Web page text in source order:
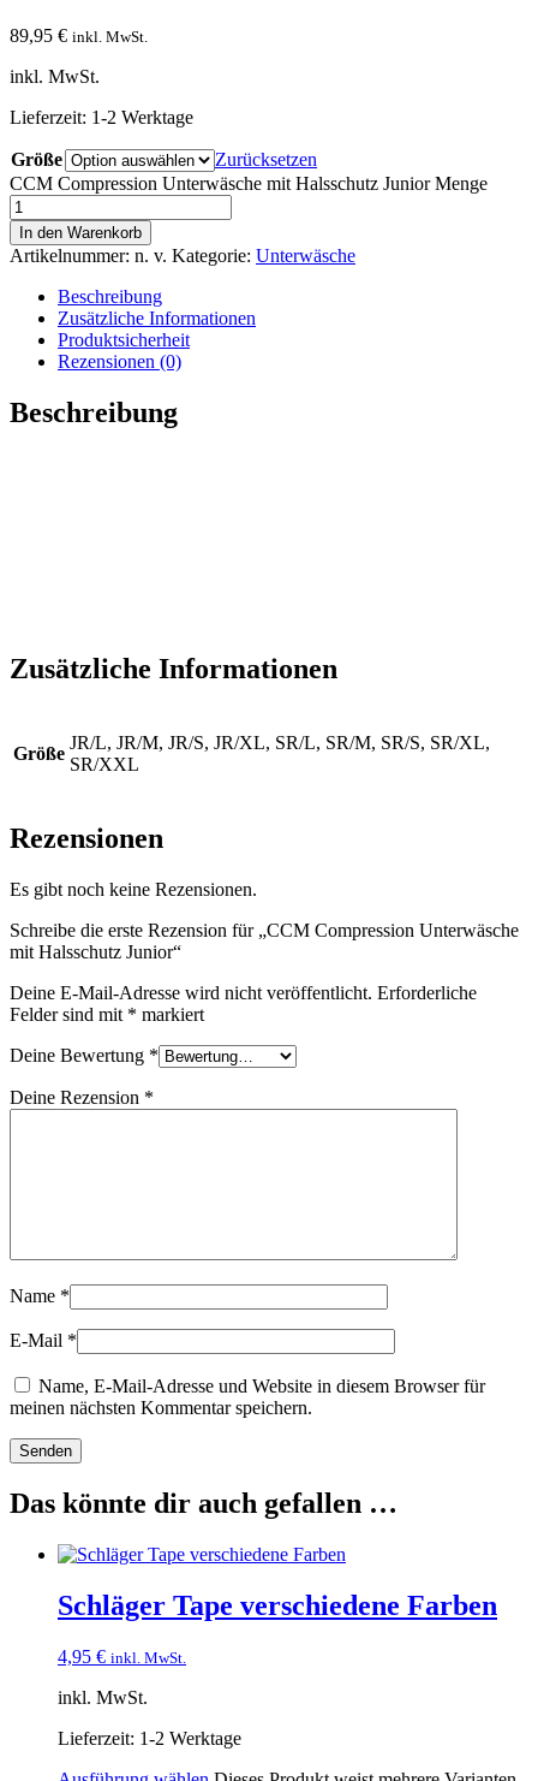
89,95 € inkl. MwSt.
inkl. MwSt.
Lieferzeit: 1-2 Werktage
Größe
Zurücksetzen
CCM Compression Unterwäsche mit Halsschutz Junior Menge
In den Warenkorb
Artikelnummer: n. v. Kategorie: Unterwäsche
Beschreibung
Zusätzliche Informationen
Produktsicherheit
Rezensionen (0)
Beschreibung
Zusätzliche Informationen
Größe
JR/L, JR/M, JR/S, JR/XL, SR/L, SR/M, SR/S, SR/XL,
SR/XXL
Rezensionen
Es gibt noch keine Rezensionen.
Schreibe die erste Rezension für „CCM Compression Unterwäsche
mit Halsschutz Junior“
Deine E-Mail-Adresse wird nicht veröffentlicht. Erforderliche
Felder sind mit * markiert
Deine Bewertung *
Deine Rezension *
Name *
E-Mail *
Name, E-Mail-Adresse und Website in diesem Browser für
meinen nächsten Kommentar speichern.
Das könnte dir auch gefallen …
Schläger Tape verschiedene Farben
4,95 € inkl. MwSt.
inkl. MwSt.
Lieferzeit: 1-2 Werktage